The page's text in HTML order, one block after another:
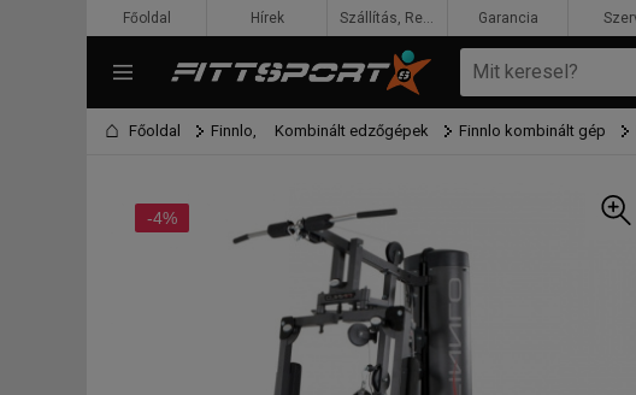
Főoldal Finnlo, Kombinált edzőgépek Finnlo kombinált gép
-4%
Főoldal Hírek Szállítás, Rendelés, Fizetés Garancia